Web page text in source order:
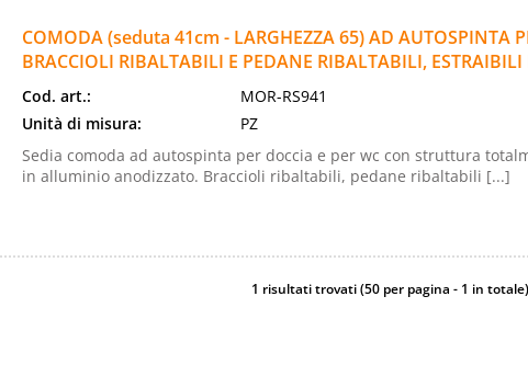
COMODA (seduta 41cm - LARGHEZZA 65) AD AUTOSPINTA
BRACCIOLI RIBALTABILI E PEDANE RIBALTABILI,
Cod. art.:
MOR-RS941
Unità di misura:
PZ
Sedia comoda ad autospinta per doccia e per wc con struttura
in alluminio anodizzato. Braccioli ribaltabili, pedane ribaltabili [...]
1 risultati trovati (50 per pagina - 1 in totale)